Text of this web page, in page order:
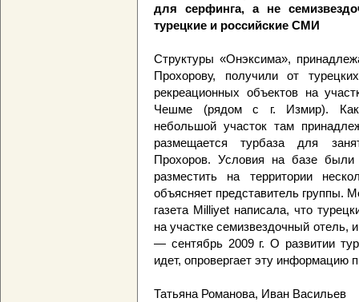
для серфинга, а не
турецкие и российские СМИ
Структуры «Онэксима»,
Прохорову, получили от
рекреационных объектов на
Чешме (рядом с г. Измир). Как
небольшой участок там
размещается турбаза для
Прохоров. Условия на базе были
разместить на территории
объясняет представитель группы.
газета Milliyet написала, что
на участке семизвездочный отель,
— сентябрь 2009 г. О развитии
идет, опровергает эту информацию
Татьяна Романова, Иван Васильев